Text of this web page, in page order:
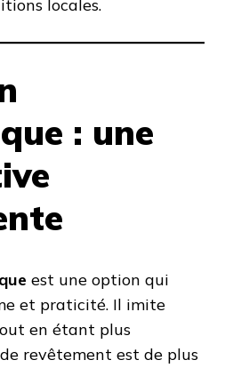
locales.
: une
est une option qui
et praticité. Il imite
en étant plus
revêtement est de plus